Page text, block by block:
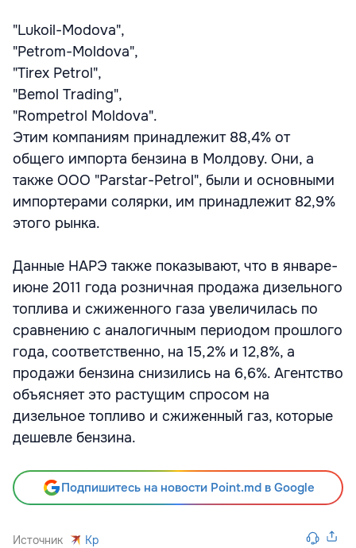
"Lukoil-Modova",
"Petrom-Moldova",
"Tirex Petrol",
"Bemol Trading",
"Rompetrol Moldova".
Этим компаниям принадлежит 88,4% от
общего импорта бензина в Молдову. Они, а
также ООО "Parstar-Petrol", были и основными
импортерами солярки, им принадлежит 82,9%
этого рынка.
Данные НАРЭ также показывают, что в январе-
июне 2011 года розничная продажа дизельного
топлива и сжиженного газа увеличилась по
сравнению с аналогичным периодом прошлого
года, соответственно, на 15,2% и 12,8%, а
продажи бензина снизились на 6,6%. Агентство
объясняет это растущим спросом на
дизельное топливо и сжиженный газ, которые
дешевле бензина.
Подпишитесь на новости Point.md в Google
Источник Kp